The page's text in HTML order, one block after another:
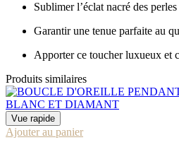
Sublimer l’éclat nacré des
Garantir une tenue parfaite au
Apporter ce toucher luxueux et
Produits similaires
Vue rapide
Ajouter au panier